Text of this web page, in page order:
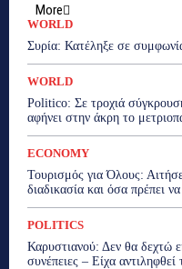
More
WORLD
Συρία: Κατέληξε σε
WORLD
Politico: Σε τροχιά
αφήνει στην άκρη το
ECONOMY
Τουρισμός για Όλους:
διαδικασία και όσα πρέπει
POLITICS
Καρυστιανού: Δεν θα δεχτώ
συνέπειες – Είχα